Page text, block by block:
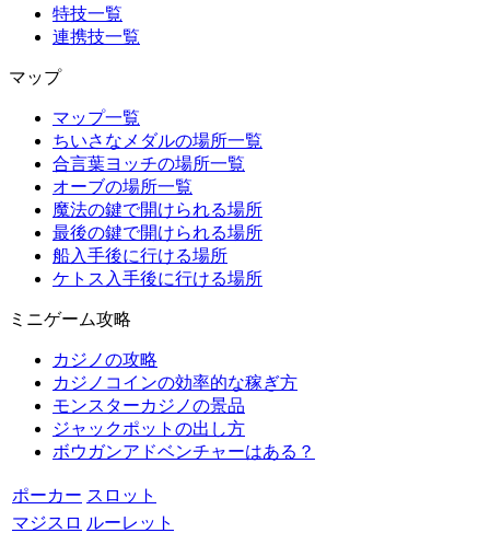
特技一覧
連携技一覧
マップ
マップ一覧
ちいさなメダルの場所一覧
合言葉ヨッチの場所一覧
オーブの場所一覧
魔法の鍵で開けられる場所
最後の鍵で開けられる場所
船入手後に行ける場所
ケトス入手後に行ける場所
ミニゲーム攻略
カジノの攻略
カジノコインの効率的な稼ぎ方
モンスターカジノの景品
ジャックポットの出し方
ボウガンアドベンチャーはある？
ポーカー スロット
マジスロ ルーレット